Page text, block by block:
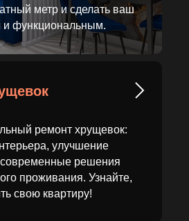
метр и сделать ваш
функциональным.
ремонт хрущевок:
улучшение
решения
проживания. Узнайте,
свою квартиру!